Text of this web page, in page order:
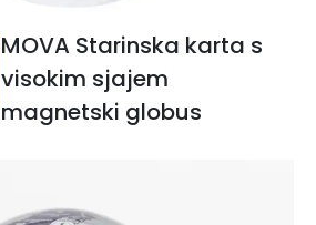
MOVA Starinska karta s
visokim sjajem
magnetski globus